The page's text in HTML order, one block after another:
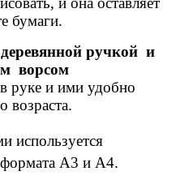
бумаги.
ручкой и
ворсом
руке и ими удобно
возраста.
используется
А3 и А4.